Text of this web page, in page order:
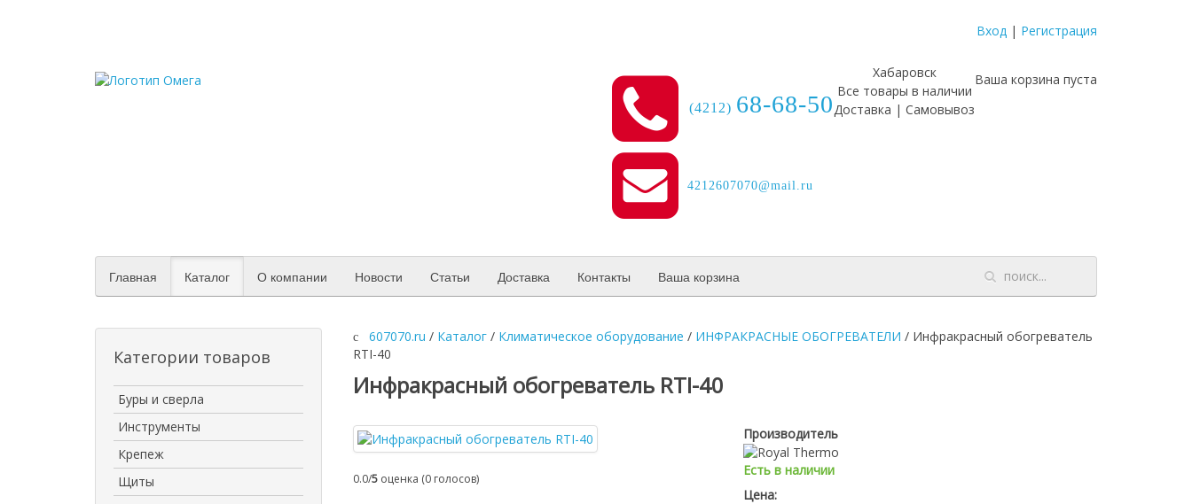
Вход | Регистрация
Ваша корзина пуста
Хабаровск
Все товары в наличии
Доставка | Самовывоз
(4212) 68-68-50
4212607070@mail.ru
Главная Каталог О компании Новости Статьи Доставка Контакты Ваша корзина
607070.ru / Каталог/ Климатическое оборудование / ИНФРАКРАСНЫЕ ОБОГРЕВАТЕЛИ / Инфракрасный обогреватель
RTI-40
Инфракрасный обогреватель RTI-40
0.0/5 оценка (0 голосов)
Производитель
Есть в наличии
Цена:
Категории товаров
Буры и сверла
Инструменты
Крепеж
Щиты